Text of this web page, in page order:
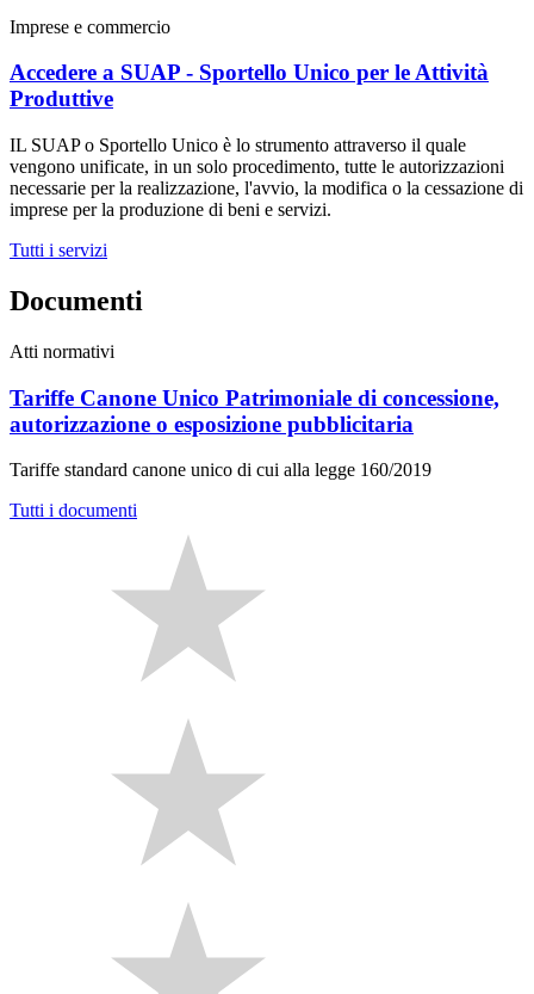
Imprese e commercio
Accedere a SUAP - Sportello Unico per le Attività
Produttive
IL SUAP o Sportello Unico è lo strumento attraverso il quale
vengono unificate, in un solo procedimento, tutte le autorizzazioni
necessarie per la realizzazione, l'avvio, la modifica o la cessazione di
imprese per la produzione di beni e servizi.
Tutti i servizi
Documenti
Atti normativi
Tariffe Canone Unico Patrimoniale di concessione,
autorizzazione o esposizione pubblicitaria
Tariffe standard canone unico di cui alla legge 160/2019
Tutti i documenti